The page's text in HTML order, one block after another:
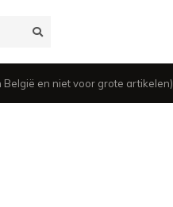
België en niet voor grote artikelen)